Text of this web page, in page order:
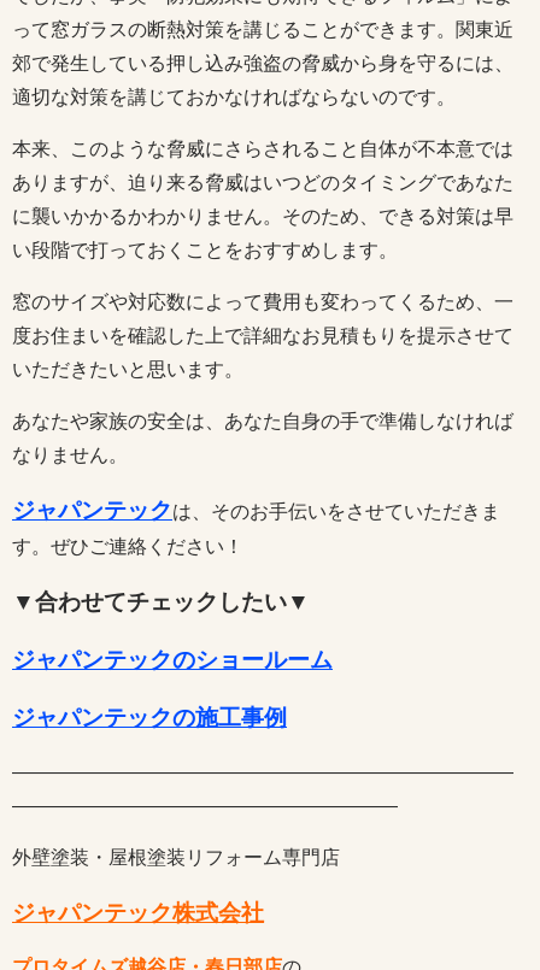
って窓ガラスの断熱対策を講じることができます。関東近
郊で発生している押し込み強盗の脅威から身を守るには、
適切な対策を講じておかなければならないのです。
本来、このような脅威にさらされること自体が不本意では
ありますが、迫り来る脅威はいつどのタイミングであなた
に襲いかかるかわかりません。そのため、できる対策は早
い段階で打っておくことをおすすめします。
窓のサイズや対応数によって費用も変わってくるため、一
度お住まいを確認した上で詳細なお見積もりを提示させて
いただきたいと思います。
あなたや家族の安全は、あなた自身の手で準備しなければ
なりません。
ジャパンテックは、そのお手伝いをさせていただきま
す。ぜひご連絡ください！
▼合わせてチェックしたい▼
ジャパンテックのショールーム
ジャパンテックの施工事例
――――――――――――――――――――――――――
――――――――――――――――――――
外壁塗装・屋根塗装リフォーム専門店
ジャパンテック株式会社